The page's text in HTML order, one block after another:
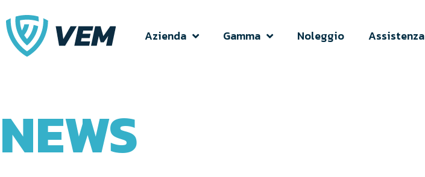
Azienda Gamma Noleggio Assistenza
NEWS